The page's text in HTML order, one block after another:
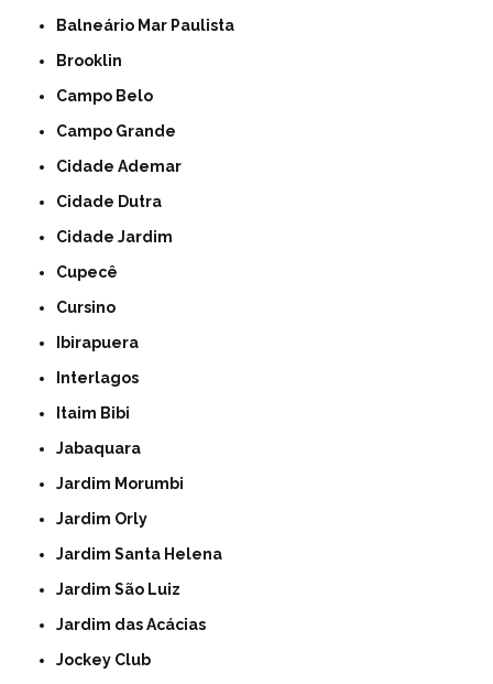
Balneário Mar Paulista
Brooklin
Campo Belo
Campo Grande
Cidade Ademar
Cidade Dutra
Cidade Jardim
Cupecê
Cursino
Ibirapuera
Interlagos
Itaim Bibi
Jabaquara
Jardim Morumbi
Jardim Orly
Jardim Santa Helena
Jardim São Luiz
Jardim das Acácias
Jockey Club